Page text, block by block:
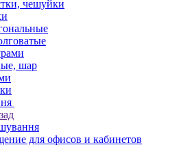
чешуйки
шар
для офисов и кабинетов